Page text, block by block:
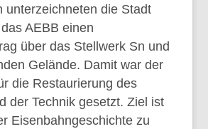
unterzeichneten die Stadt
AEBB einen
über das Stellwerk Sn und
Gelände. Damit war der
die Restaurierung des
der Technik gesetzt. Ziel ist
Eisenbahngeschichte zu